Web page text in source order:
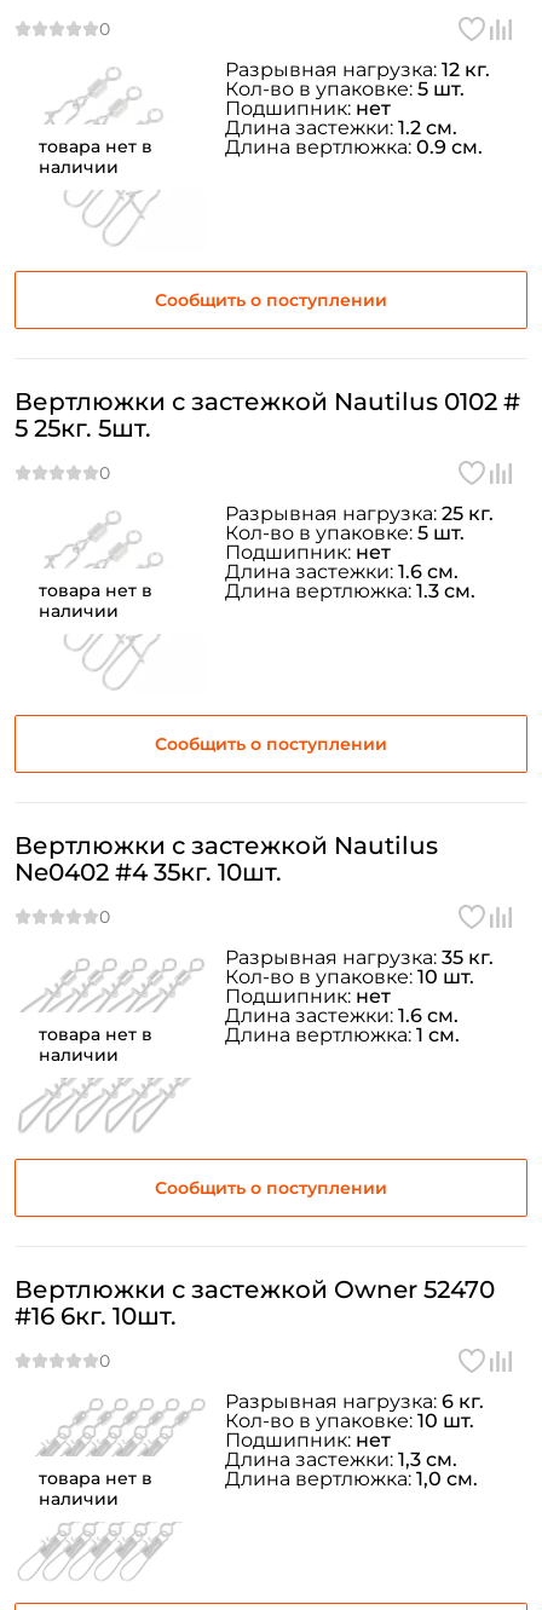
товара нет в
наличии
Сообщить о поступлении
Разрывная нагрузка: 12 кг.
Кол-во в упаковке: 5 шт.
Подшипник: нет
Длина застежки: 1.2 см.
Длина вертлюжка: 0.9 см.
товара нет в
наличии
Вертлюжки с застежкой Nautilus 0102 #
5 25кг. 5шт.
Сообщить о поступлении
Разрывная нагрузка: 25 кг.
Кол-во в упаковке: 5 шт.
Подшипник: нет
Длина застежки: 1.6 см.
Длина вертлюжка: 1.3 см.
товара нет в
наличии
Вертлюжки с застежкой Nautilus
Ne0402 #4 35кг. 10шт.
Сообщить о поступлении
Разрывная нагрузка: 35 кг.
Кол-во в упаковке: 10 шт.
Подшипник: нет
Длина застежки: 1.6 см.
Длина вертлюжка: 1 см.
товара нет в
наличии
Вертлюжки с застежкой Owner 52470
#16 6кг. 10шт.
Разрывная нагрузка: 6 кг.
Кол-во в упаковке: 10 шт.
Подшипник: нет
Длина застежки: 1,3 см.
Длина вертлюжка: 1,0 см.